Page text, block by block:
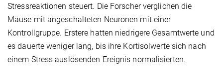
Stressreaktionen steuert. Die Forscher verglichen die
Mäuse mit angeschalteten Neuronen mit einer
Kontrollgruppe. Erstere hatten niedrigere Gesamtwerte und
es dauerte weniger lang, bis ihre Kortisolwerte sich nach
einem Stress auslösenden Ereignis normalisierten.